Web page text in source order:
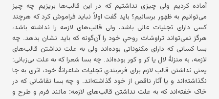
آماده کردیم ولی چیزی نداشتیم که در این قالب‌ها بریزیم چه چیز
می‌توانیم به ظهور برسانیم؟ باید گفت اولاً نباید فراموش کرد که هرچند
کسی دارای تجلیات عالی باشد، ولی قالب‌های لازمه را نداشته باشد،
هرگز نمی‌تواند تراوشات روحیِ خود را آن‌گونه که باید نشان بدهد. چه
بسا کسانی که دارای مکنوناتی بوده‌اند ولی به علت نداشتن قالب‌های
لازمه، به منزلهٔ لال یا کر و کور بوده‌اند. چه بسا شعرا که به علت بی‌زبانی:
یعنی نداشتن قالب لازم برای فرم‌بندیِ تجلیات شاعرانهٔ خود، اثری به جا
نگذاشته‌اند و یا آثار ناقص از خود گذاشته‌اند. و چه بسا نقاشانی که در
خاک خفته‌اند که به علت نداشتن قالب‌های لازمه: مانند فرم و طرح و